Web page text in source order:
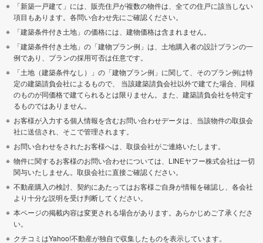
「新築一戸建て」には、販売住戸が複数の物件は、全ての住戸に該当しない
項目もあります。各問い合わせ先にご確認ください。
「建築条件付き土地」の価格には、建物価格は含まれません。
「建築条件付き土地」の「建物プラン例」は、土地購入者の設計プランの一
例であり、プランの採用可否は任意です。
「土地（建築条件なし）」の「建物プラン例」に関して、そのプラン例は特
定の建築請負会社によるもので、 当該建築請負会社以外で建てた場合、同様
のものが同価格で建てられるとは限りません。また、建築請負会社を特定す
るものではありません。
お客様が入力する個人情報を含むお問い合わせデータは、当該物件の取扱会
社に送信され、そこで管理されます。
お問い合わせをされたお客様へは、取扱会社がご連絡いたします。
物件に関するお客様のお問い合わせについては、LINEヤフー株式会社は一切
関与いたしません。取扱会社に直接ご確認ください。
不動産購入の検討、契約にあたってはお客様ご自身が情報を確認し、各会社
より十分な説明を受け判断してください。
本ページの掲載内容は変更される場合があります。あらかじめご了承くださ
い。
クチコミはYahoo!不動産が独自で収集したものを表示しています。